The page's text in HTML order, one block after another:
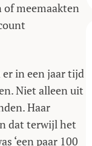
of meemaakten
er in een jaar tijd
Niet alleen uit
Haar
dat terwijl het
‘een paar 100